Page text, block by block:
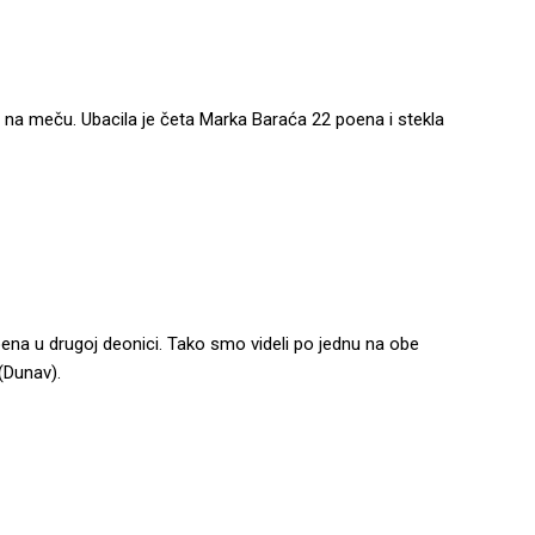
meču. Ubacila je četa Marka Baraća 22 poena i stekla
u drugoj deonici. Tako smo videli po jednu na obe